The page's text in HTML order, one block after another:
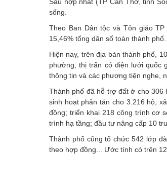
sống.
Theo Ban Dân tộc và Tôn giáo
15,46% tổng dân số toàn thành
Hiện nay, trên địa bàn thành phố,
phường, thị trấn có điện lưới quốc
thông tin và các phương tiện nghe,
Thành phố đã hỗ trợ đất ở cho
sinh hoạt phân tán cho 3.216 hộ,
đồng; triển khai 218 công trình cơ
trình hạ tầng; đầu tư nâng cấp 10
Thành phố cũng tổ chức 542 lớp
theo hợp đồng... Ước tính có trên